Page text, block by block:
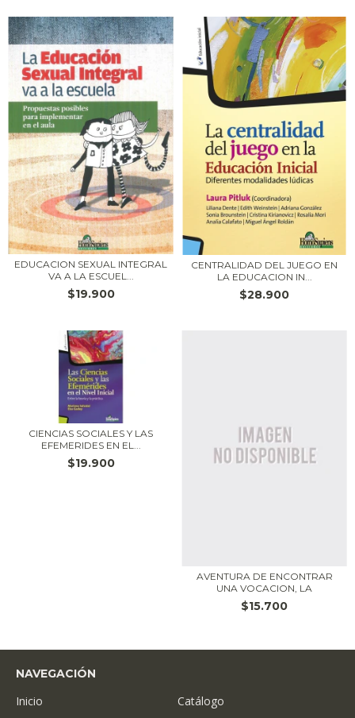
EDUCACION SEXUAL INTEGRAL
VA A LA ESCUEL...
$19.900
CENTRALIDAD DEL JUEGO EN
LA EDUCACION IN...
$28.900
CIENCIAS SOCIALES Y LAS
EFEMERIDES EN EL...
$19.900
AVENTURA DE ENCONTRAR
UNA VOCACION, LA
$15.700
NAVEGACIÓN
Inicio Catálogo